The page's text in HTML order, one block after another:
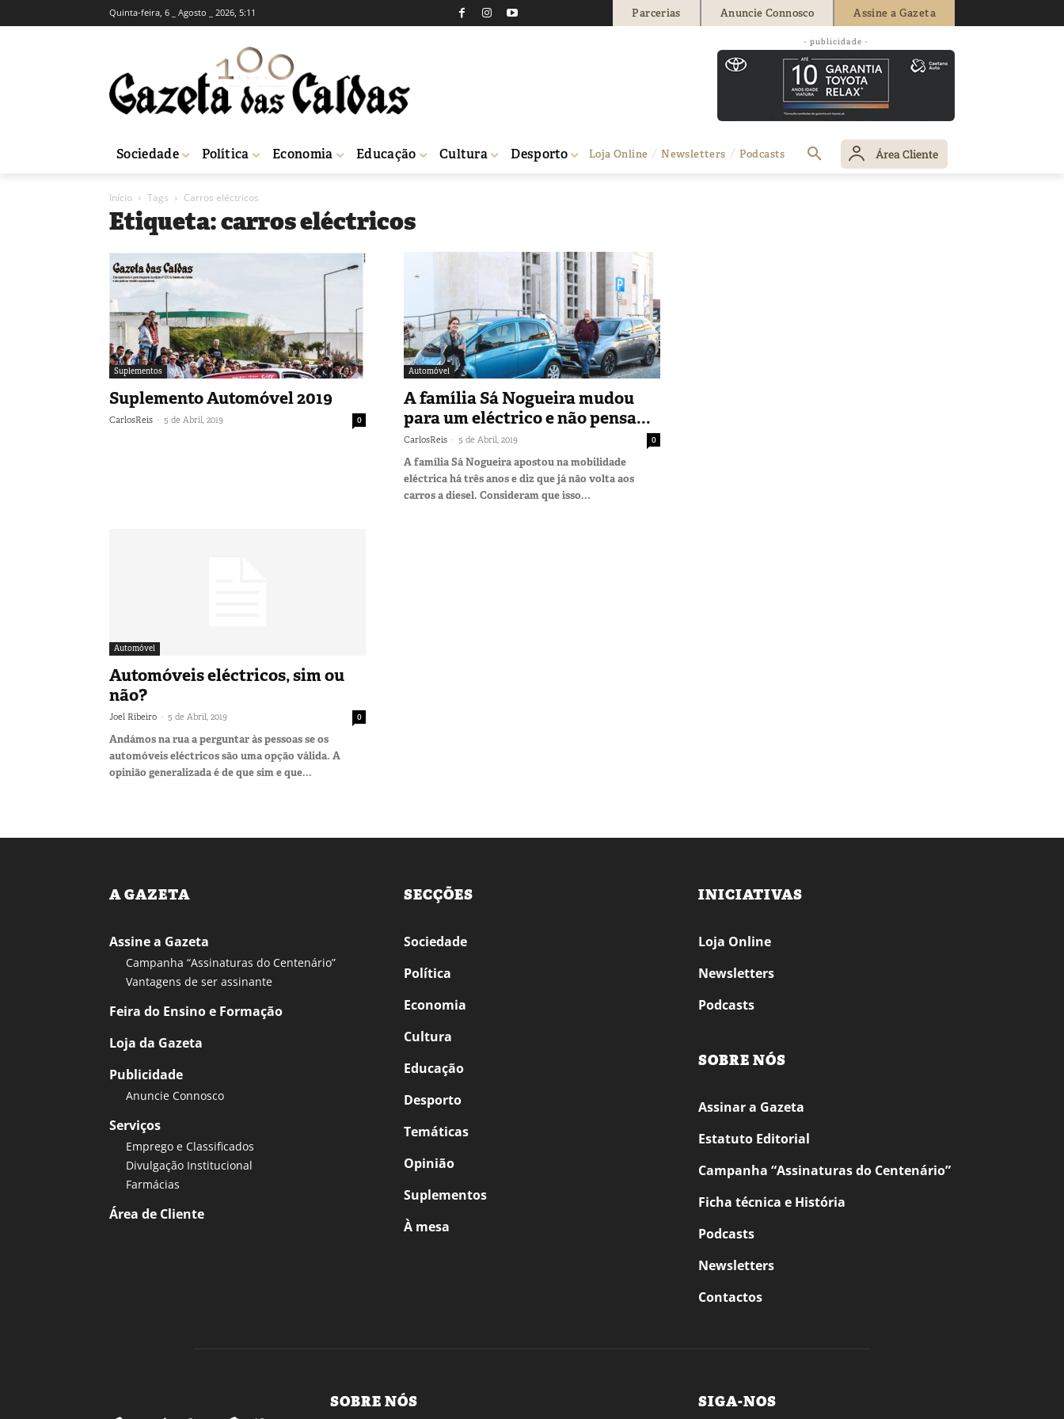
Quinta-feira, 6 _ Agosto _ 2026, 5:11 Parcerias Anuncie Connosco Assine a Gazeta
- publicidade -
Sociedade Política Economia Educação Cultura Desporto Loja Online Newsletters Podcasts Área Cliente
Início Tags Carros eléctricos
Etiqueta: carros eléctricos
Suplementos
Suplemento Automóvel 2019
CarlosReis - 5 de Abril, 2019 0
Automóvel
A família Sá Nogueira mudou
para um eléctrico e não pensa...
CarlosReis - 5 de Abril, 2019 0
A família Sá Nogueira apostou na mobilidade
eléctrica há três anos e diz que já não volta aos
carros a diesel. Consideram que isso...
Automóvel
Automóveis eléctricos, sim ou
não?
Joel Ribeiro - 5 de Abril, 2019 0
Andámos na rua a perguntar às pessoas se os
automóveis eléctricos são uma opção válida. A
opinião generalizada é de que sim e que...
A GAZETA
Assine a Gazeta
Campanha “Assinaturas do Centenário”
Vantagens de ser assinante
Feira do Ensino e Formação
Loja da Gazeta
Publicidade
Anuncie Connosco
Serviços
Emprego e Classificados
Divulgação Institucional
Farmácias
Área de Cliente
SECÇÕES
Sociedade
Política
Economia
Cultura
Educação
Desporto
Temáticas
Opinião
Suplementos
À mesa
INICIATIVAS
Loja Online
Newsletters
Podcasts
SOBRE NÓS
Assinar a Gazeta
Estatuto Editorial
Campanha “Assinaturas do Centenário”
Ficha técnica e História
Podcasts
Newsletters
Contactos
SOBRE NÓS SIGA-NOS